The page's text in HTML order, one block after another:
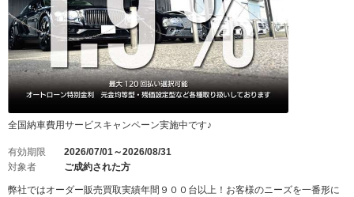
全国納車費用サービスキャンペーン実施中です♪
有効期限
2026/07/01～2026/08/31
対象者
ご成約された方
弊社ではオーダー販売買取実績年間９００台以上！お客様のニーズを一番形に